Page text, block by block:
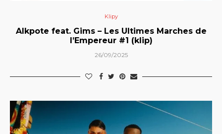
Klipy
Alkpote feat. Gims – Les Ultimes Marches de
l’Empereur #1 (klip)
26/09/2025